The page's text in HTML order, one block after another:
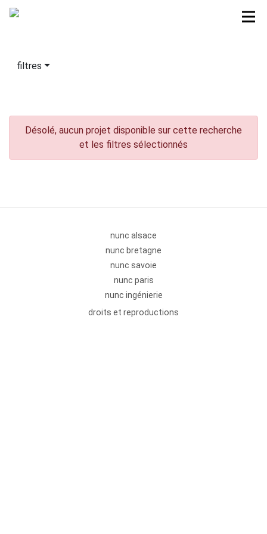
filtres
Désolé, aucun projet disponible sur cette recherche
et les filtres sélectionnés
nunc alsace
nunc bretagne
nunc savoie
nunc paris
nunc ingénierie
droits et reproductions